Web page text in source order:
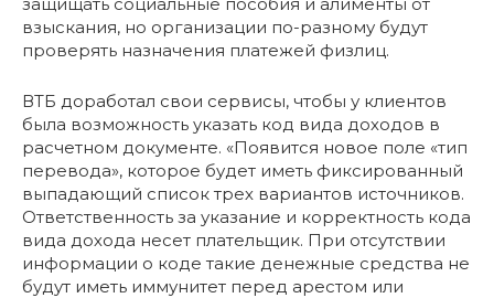
взыскания, но организации по-разному будут
проверять назначения платежей физлиц.
ВТБ доработал свои сервисы, чтобы у клиентов
была возможность указать код вида доходов в
расчетном документе. «Появится новое поле «тип
перевода», которое будет иметь фиксированный
выпадающий список трех вариантов источников.
Ответственность за указание и корректность кода
вида дохода несет плательщик. При отсутствии
информации о коде такие денежные средства не
будут иметь иммунитет перед арестом или